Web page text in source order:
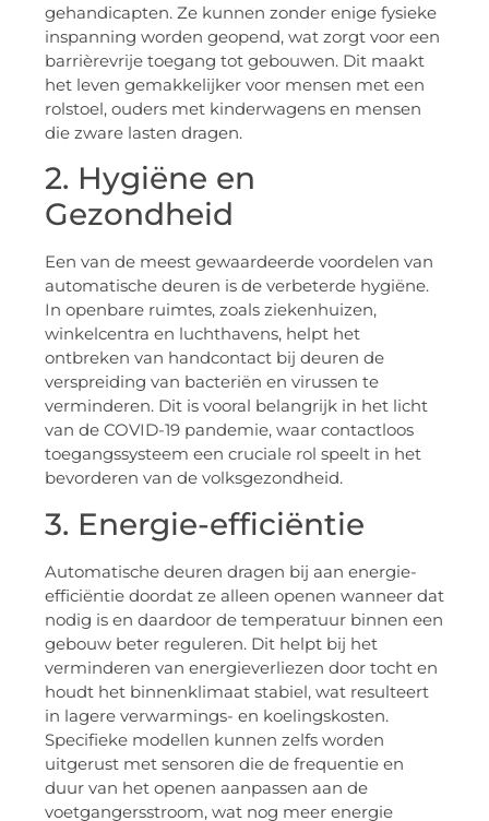
gehandicapten. Ze kunnen zonder enige fysieke
inspanning worden geopend, wat zorgt voor een
barrièrevrije toegang tot gebouwen. Dit maakt
het leven gemakkelijker voor mensen met een
rolstoel, ouders met kinderwagens en mensen
die zware lasten dragen.
2. Hygiëne en
Gezondheid
Een van de meest gewaardeerde voordelen van
automatische deuren is de verbeterde hygiëne.
In openbare ruimtes, zoals ziekenhuizen,
winkelcentra en luchthavens, helpt het
ontbreken van handcontact bij deuren de
verspreiding van bacteriën en virussen te
verminderen. Dit is vooral belangrijk in het licht
van de COVID-19 pandemie, waar contactloos
toegangssysteem een cruciale rol speelt in het
bevorderen van de volksgezondheid.
3. Energie-efficiëntie
Automatische deuren dragen bij aan energie-
efficiëntie doordat ze alleen openen wanneer dat
nodig is en daardoor de temperatuur binnen een
gebouw beter reguleren. Dit helpt bij het
verminderen van energieverliezen door tocht en
houdt het binnenklimaat stabiel, wat resulteert
in lagere verwarmings- en koelingskosten.
Specifieke modellen kunnen zelfs worden
uitgerust met sensoren die de frequentie en
duur van het openen aanpassen aan de
voetgangersstroom, wat nog meer energie